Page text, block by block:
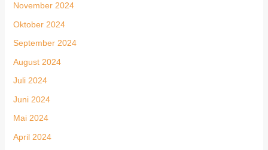
November 2024
Oktober 2024
September 2024
August 2024
Juli 2024
Juni 2024
Mai 2024
April 2024